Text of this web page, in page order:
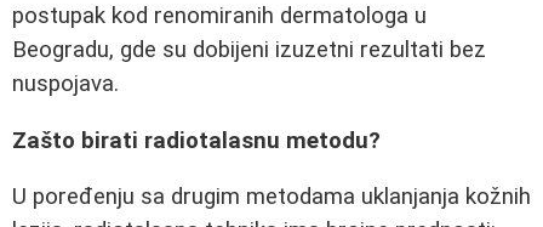
postupak kod renomiranih dermatologa u
Beogradu, gde su dobijeni izuzetni rezultati bez
nuspojava.
Zašto birati radiotalasnu metodu?
U poređenju sa drugim metodama uklanjanja kožnih